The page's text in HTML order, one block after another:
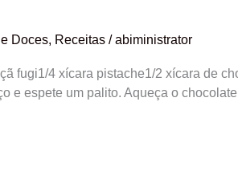
Doces, Receitas/abiministrator
fugi1/4 xícara pistache1/2 xícara de
e espete um palito. Aqueça o